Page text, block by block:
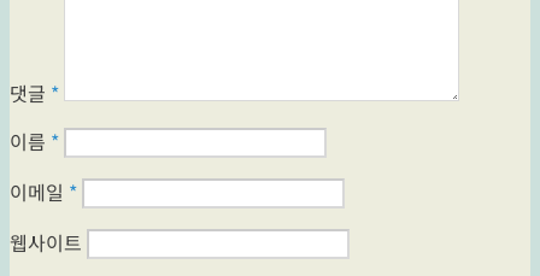
댓글 *
이름 *
이메일 *
웹사이트